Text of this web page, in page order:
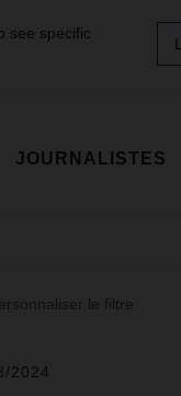
see specific
JOURNALISTES
le filtre
2024